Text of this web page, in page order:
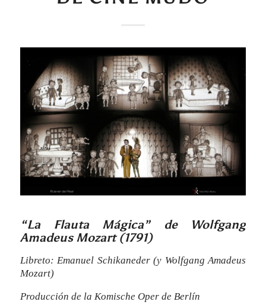
“La Flauta Mágica” de Wolfgang
Amadeus Mozart (1791)
Libreto: Emanuel Schikaneder (y Wolfgang Amadeus
Mozart)
Producción de la Komische Oper de Berlín